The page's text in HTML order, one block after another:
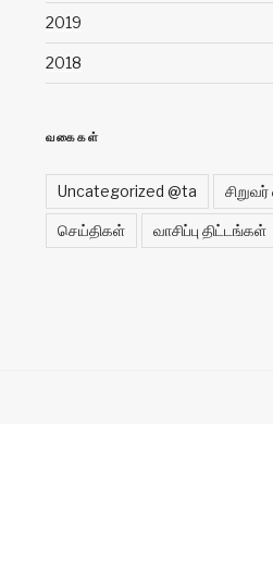
2019
2018
வகைகள்
Uncategorized @ta
செய்திகள் வாசிப்பு திட்டங்கள்